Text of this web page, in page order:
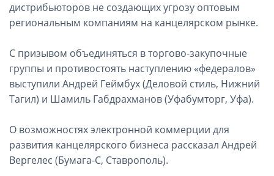
дистрибьюторов не создающих угрозу оптовым
региональным компаниям на канцелярском рынке.
С призывом объединяться в торгово-закупочные
группы и противостоять наступлению «федералов»
выступили Андрей Геймбух (Деловой стиль, Нижний
Тагил) и Шамиль Габдрахманов (Уфабумторг, Уфа).
О возможностях электронной коммерции для
развития канцелярского бизнеса рассказал Андрей
Вергелес (Бумага-С, Ставрополь).